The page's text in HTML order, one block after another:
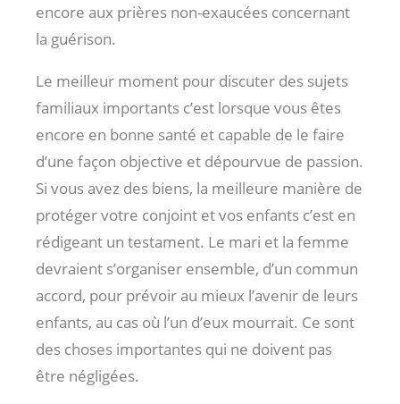
encore aux prières non-exaucées concernant
la guérison.
Le meilleur moment pour discuter des sujets
familiaux importants c’est lorsque vous êtes
encore en bonne santé et capable de le faire
d’une façon objective et dépourvue de passion.
Si vous avez des biens, la meilleure manière de
protéger votre conjoint et vos enfants c’est en
rédigeant un testament. Le mari et la femme
devraient s’organiser ensemble, d’un commun
accord, pour prévoir au mieux l’avenir de leurs
enfants, au cas où l’un d’eux mourrait. Ce sont
des choses importantes qui ne doivent pas
être négligées.